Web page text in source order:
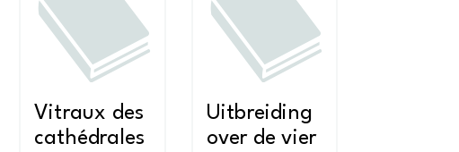
Vitraux des
cathédrales
Uitbreiding
over de vier